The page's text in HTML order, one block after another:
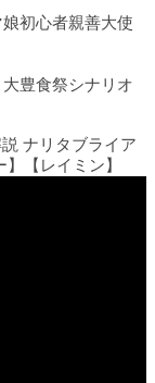
初心者親善大使
豊食祭シナリオ
ナリタブライア
【レイミン】